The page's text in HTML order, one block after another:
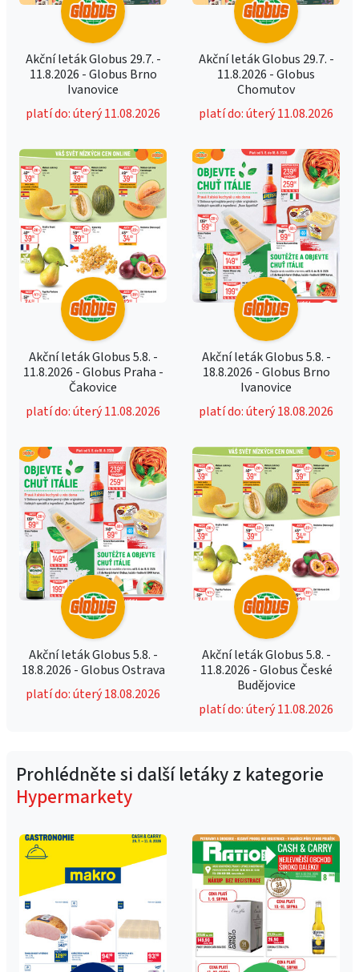
Akční leták Globus 29.7. -
11.8.2026 - Globus Brno
Ivanovice
platí do: úterý 11.08.2026
Akční leták Globus 29.7. -
11.8.2026 - Globus
Chomutov
platí do: úterý 11.08.2026
Akční leták Globus 5.8. -
11.8.2026 - Globus Praha -
Čakovice
platí do: úterý 11.08.2026
Akční leták Globus 5.8. -
18.8.2026 - Globus Brno
Ivanovice
platí do: úterý 18.08.2026
Akční leták Globus 5.8. -
18.8.2026 - Globus Ostrava
platí do: úterý 18.08.2026
Akční leták Globus 5.8. -
11.8.2026 - Globus České
Budějovice
platí do: úterý 11.08.2026
Prohlédněte si další letáky z kategorie
Hypermarkety